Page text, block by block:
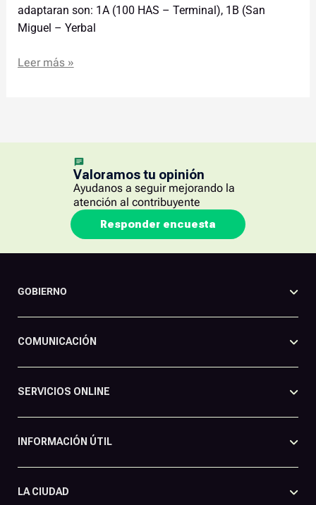
adaptaran son: 1A (100 HAS – Terminal), 1B (San
Miguel – Yerbal
Leer más »
Valoramos tu opinión
Ayudanos a seguir mejorando la
atención al contribuyente
Responder encuesta
GOBIERNO
COMUNICACIÓN
SERVICIOS ONLINE
INFORMACIÓN ÚTIL
LA CIUDAD